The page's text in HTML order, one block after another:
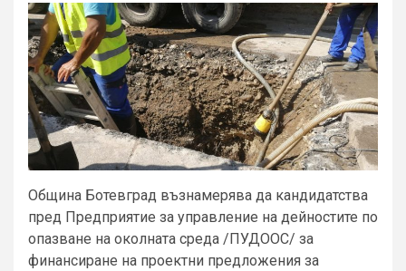
Община Ботевград възнамерява да кандидатства
пред Предприятие за управление на дейностите по
опазване на околната среда /ПУДООС/ за
финансиране на проектни предложения за